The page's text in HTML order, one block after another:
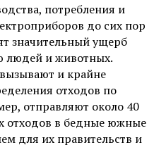
потребления и
до сих пор
значительный ущерб
людей и животных.
и крайне
отходов по
отправляют около 40
отходов в бедные южные
для их правительств и